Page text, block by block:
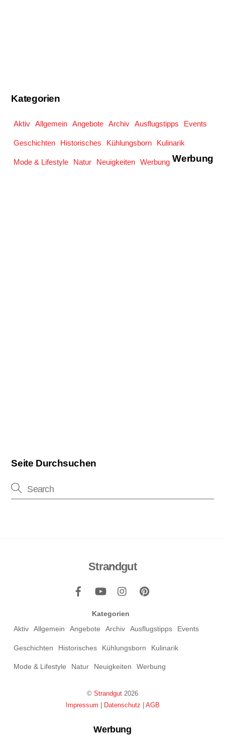
Kategorien
Aktiv Allgemein Angebote Archiv Ausflugstipps Events
Geschichten Historisches Kühlungsborn Kulinarik
Mode & Lifestyle Natur Neuigkeiten Werbung Werbung
Seite Durchsuchen
Back
Top
Strandgut
Kategorien
Aktiv
Allgemein Angebote Archiv Ausflugstipps Events
Geschichten Historisches Kühlungsborn Kulinarik
Mode & Lifestyle Natur Neuigkeiten Werbung
© Strandgut 2026
Impressum
Datenschutz AGB
Werbung